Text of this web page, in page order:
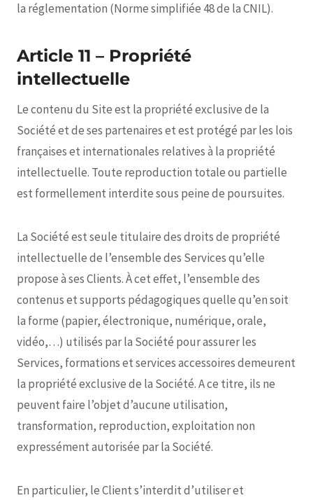
la réglementation (Norme simplifiée 48 de la CNIL).
Article 11 – Propriété
intellectuelle
Le contenu du Site est la propriété exclusive de la
Société et de ses partenaires et est protégé par les lois
françaises et internationales relatives à la propriété
intellectuelle. Toute reproduction totale ou partielle
est formellement interdite sous peine de poursuites.
La Société est seule titulaire des droits de propriété
intellectuelle de l’ensemble des Services qu’elle
propose à ses Clients. À cet effet, l’ensemble des
contenus et supports pédagogiques quelle qu’en soit
la forme (papier, électronique, numérique, orale,
vidéo,…) utilisés par la Société pour assurer les
Services, formations et services accessoires demeurent
la propriété exclusive de la Société. A ce titre, ils ne
peuvent faire l’objet d’aucune utilisation,
transformation, reproduction, exploitation non
expressément autorisée par la Société.
En particulier, le Client s’interdit d’utiliser et